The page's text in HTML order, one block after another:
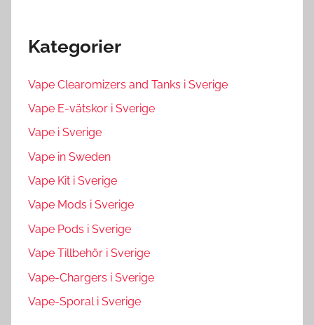
Kategorier
Vape Clearomizers and Tanks i Sverige
Vape E-vätskor i Sverige
Vape i Sverige
Vape in Sweden
Vape Kit i Sverige
Vape Mods i Sverige
Vape Pods i Sverige
Vape Tillbehör i Sverige
Vape-Chargers i Sverige
Vape-Sporal i Sverige